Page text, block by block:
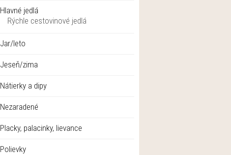
Hlavné jedlá
Rýchle cestovinové jedlá
Jar/leto
Jeseň/zima
Nátierky a dipy
Nezaradené
Placky, palacinky, lievance
Polievky